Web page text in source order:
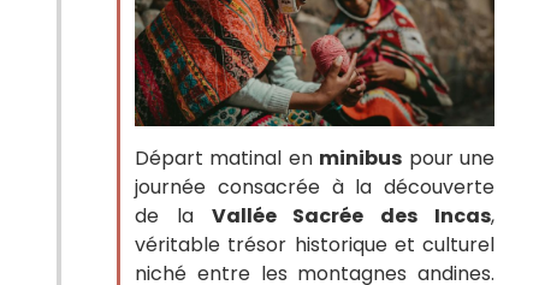
Départ matinal en minibus pour une
journée consacrée à la découverte
de la Vallée Sacrée des Incas,
véritable trésor historique et culturel
niché entre les montagnes andines.